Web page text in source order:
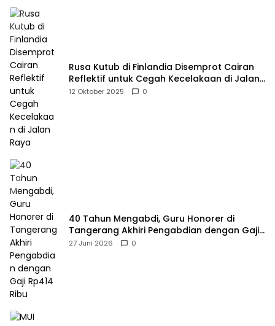
Rusa Kutub di Finlandia Disemprot Cairan
Reflektif untuk Cegah Kecelakaan di Jalan
Raya
12 Oktober 2025 0
40 Tahun Mengabdi, Guru Honorer di
Tangerang Akhiri Pengabdian dengan Gaji
Rp414 Ribu
27 Juni 2026 0